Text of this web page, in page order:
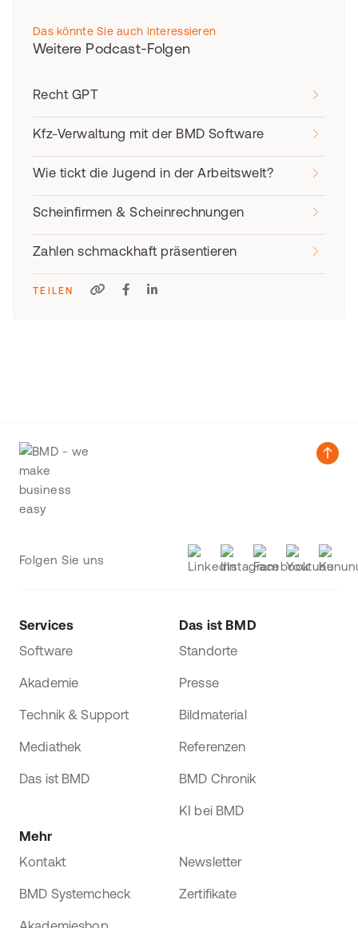
Das könnte Sie auch interessieren
Weitere Podcast-Folgen
Recht GPT
Kfz-Verwaltung mit der BMD Software
Wie tickt die Jugend in der Arbeitswelt?
Scheinfirmen & Scheinrechnungen
Zahlen schmackhaft präsentieren
TEILEN
Folgen Sie uns
Services
Software
Akademie
Technik & Support
Mediathek
Das ist BMD
Das ist BMD
Standorte
Presse
Bildmaterial
Referenzen
BMD Chronik
KI bei BMD
Mehr
Kontakt
Newsletter
BMD Systemcheck Zertifikate